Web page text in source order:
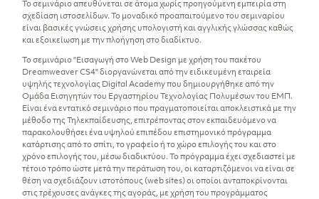
Το σεμινάριο απευθύνεται σε άτομα χωρίς προηγούμενη εμπειρία στη
σχεδίαση ιστοσελίδων. Το μοναδικό προαπαιτούμενο του σεμιναρίου
είναι βασικές γνώσεις χρήσης υπολογιστή και αγγλικής γλώσσας καθώς
και εξοικείωση με την πλοήγηση στο διαδίκτυο.
Το σεμινάριο "Εισαγωγή στο Web Design με χρήση του πακέτου
Dreamweaver CS4" διοργανώνεται από την ειδικευμένη εταιρεία
υψηλής τεχνολογίας Digital Academy που δημιουργήθηκε από την
Ομάδα Εισηγητών του Εργαστηρίου Τεχνολογίας Πολυμέσων του ΕΜΠ.
Είναι ένα εντατικό σεμινάριο που πραγματοποιείται αποκλειστικά με την
μέθοδο της Τηλεκπαίδευσης, επιτρέποντας στον εκπαιδευόμενο να
παρακολουθήσει ένα υψηλού επιπέδου επιστημονικό πρόγραμμα
κατάρτισης από το σπίτι, το γραφείο ή το χώρο επιλογής του και στο
χρόνο επιλογής του, μέσω διαδικτύου. Το πρόγραμμα έχει σχεδιαστεί με
τέτοιο τρόπο ώστε μετά την περάτωση του, οι καταρτιζόμενοι να είναι σε
θέση να σχεδιάζουν ιστοτόπους (web sites) οι οποίοι ανταποκρίνονται
στις τρέχουσες ανάγκες της αγοράς, με χρήση του προγράμματος